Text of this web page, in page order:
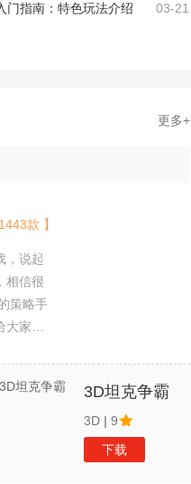
门指南：特色玩法介绍 03-21
更多+
，说起
相信很
策略手
家搜
1443款 】
3D坦克争霸
3D | 9
下载